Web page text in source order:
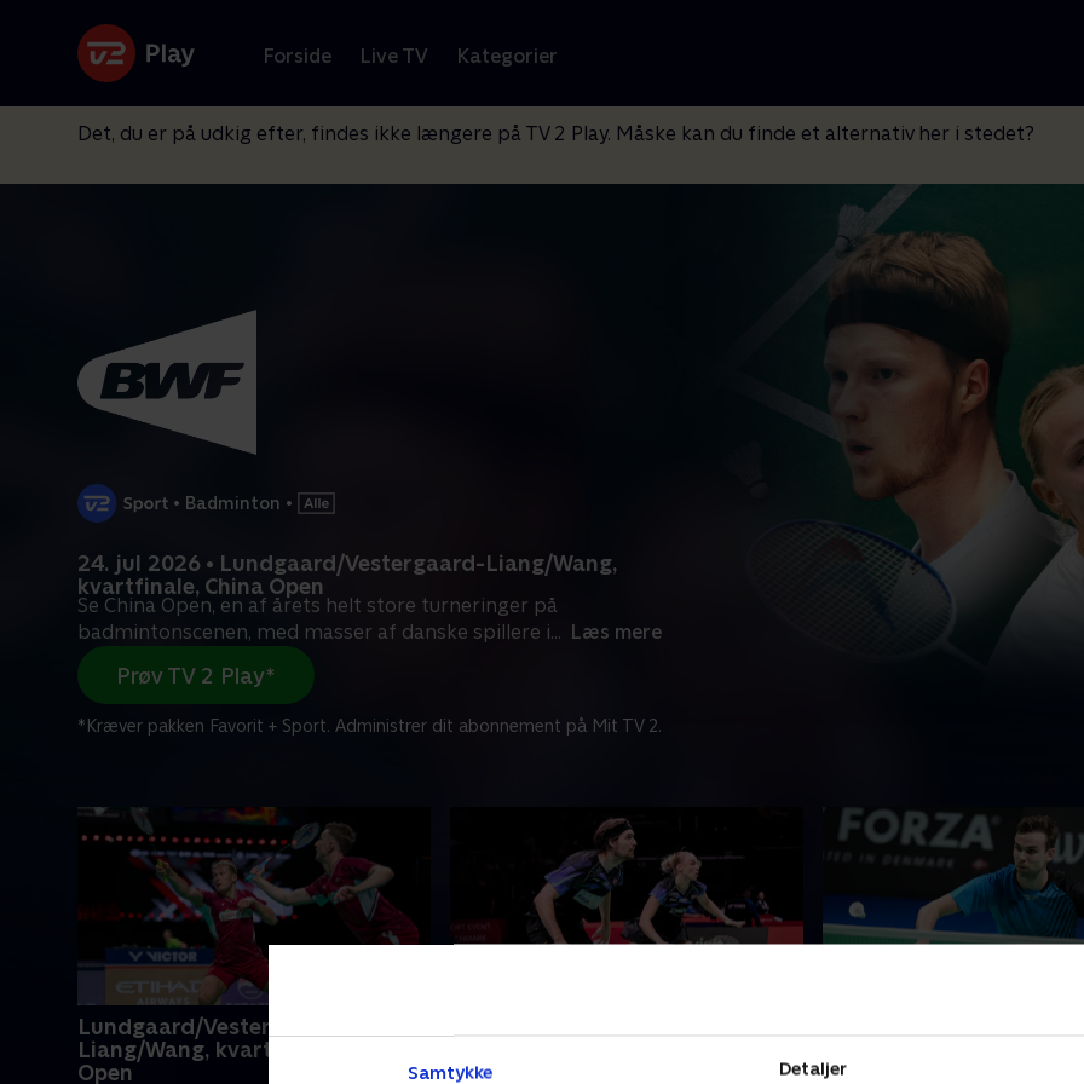
Samtykke Detaljer
Forside Live TV Kategorier
Det, du er på udkig efter, findes ikke længere på TV 2 Play. Måske kan du finde et alternativ her i stedet?
• Badminton •
24. jul 2026 • Lundgaard/Vestergaard-Liang/Wang,
kvartfinale, China Open
Se China Open, en af årets helt store turneringer på
badmintonscenen, med masser af danske spillere i... Læs mere
Prøv TV 2 Play*
*Kræver pakken Favorit + Sport. Administrer dit abonnement på Mit TV 2.
Lundgaard/Vestergaard-
Liang/Wang, kvartfinale, China
Open
China Open
Se China Open, en af årets